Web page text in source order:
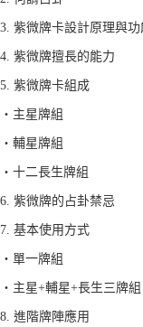
3. 紫微牌卡設計原理與功
4. 紫微牌擅長的能力
5. 紫微牌卡組成
‧主星牌組
‧輔星牌組
‧十二長生牌組
6. 紫微牌的占卦禁忌
7. 基本使用方式
‧單一牌組
‧主星+輔星+長生三牌組
8. 進階牌陣應用